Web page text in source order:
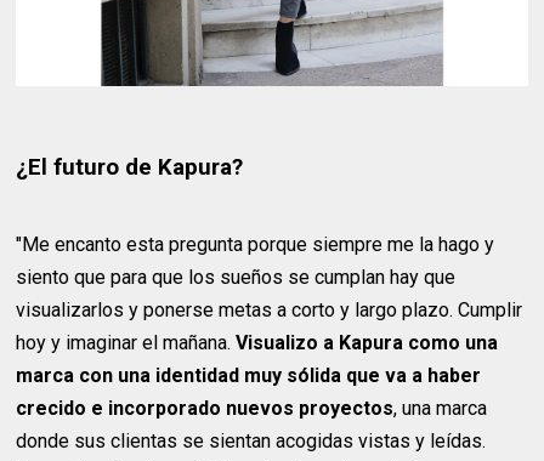
¿El futuro de Kapura?
"Me encanto esta pregunta porque siempre me la hago y
siento que para que los sueños se cumplan hay que
visualizarlos y ponerse metas a corto y largo plazo. Cumplir
hoy y imaginar el mañana.Visualizo a Kapura como una
marca con una identidad muy sólida que va a haber
crecido e incorporado nuevos proyectos, una marca
donde sus clientas se sientan acogidas vistas y leídas.